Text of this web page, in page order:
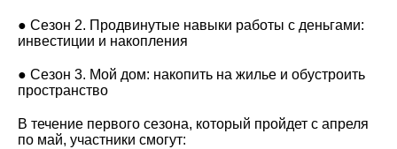
● Сезон 2. Продвинутые навыки работы с деньгами:
инвестиции и накопления
● Сезон 3. Мой дом: накопить на жилье и обустроить
пространство
В течение первого сезона, который пройдет с апреля
по май, участники смогут: